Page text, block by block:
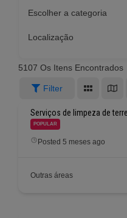
Escolher a categoria
Localização
5107 Os Itens Encontrados
Filter
Serviços de limpeza de
POPULAR
Posted 5 meses ago
Outras áreas